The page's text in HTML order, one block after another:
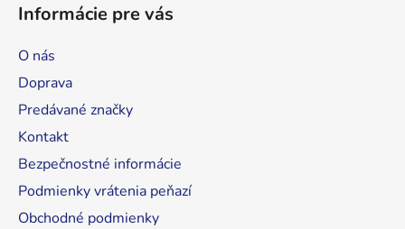
Informácie pre vás
O nás
Doprava
Predávané značky
Kontakt
Bezpečnostné informácie
Podmienky vrátenia peňazí
Obchodné podmienky